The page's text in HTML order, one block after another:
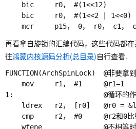
    bic     r0， #(1<<12) 			@位清除指令，清除r0的第11位
    bic     r0， #(1<<2 | 1<<0)		@清除第0和2位 ，禁止 MMU和缓存 0位:MMU enable/disable 2位:Cache enable/disable
再看拿自旋锁的汇编代码，这些代码都
往鸿蒙内核源码分析(总目录)自行查看.
FUNCTION(ArchSpinLock)	@非要拿到锁
1:						@循环的作用，因SEV是广播事件.不一定lock->rawLock的值已经改变了